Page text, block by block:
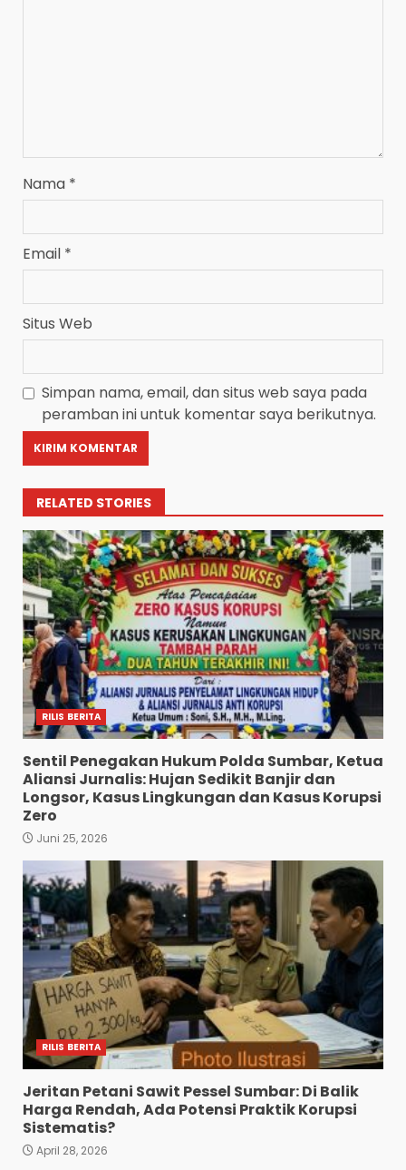
Nama *
Email *
Situs Web
Simpan nama, email, dan situs web saya pada
peramban ini untuk komentar saya berikutnya.
RELATED STORIES
RILIS BERITA
Sentil Penegakan Hukum Polda Sumbar, Ketua
Aliansi Jurnalis: Hujan Sedikit Banjir dan
Longsor, Kasus Lingkungan dan Kasus Korupsi
Zero
Juni 25, 2026
RILIS BERITA
Jeritan Petani Sawit Pessel Sumbar: Di Balik
Harga Rendah, Ada Potensi Praktik Korupsi
Sistematis?
April 28, 2026